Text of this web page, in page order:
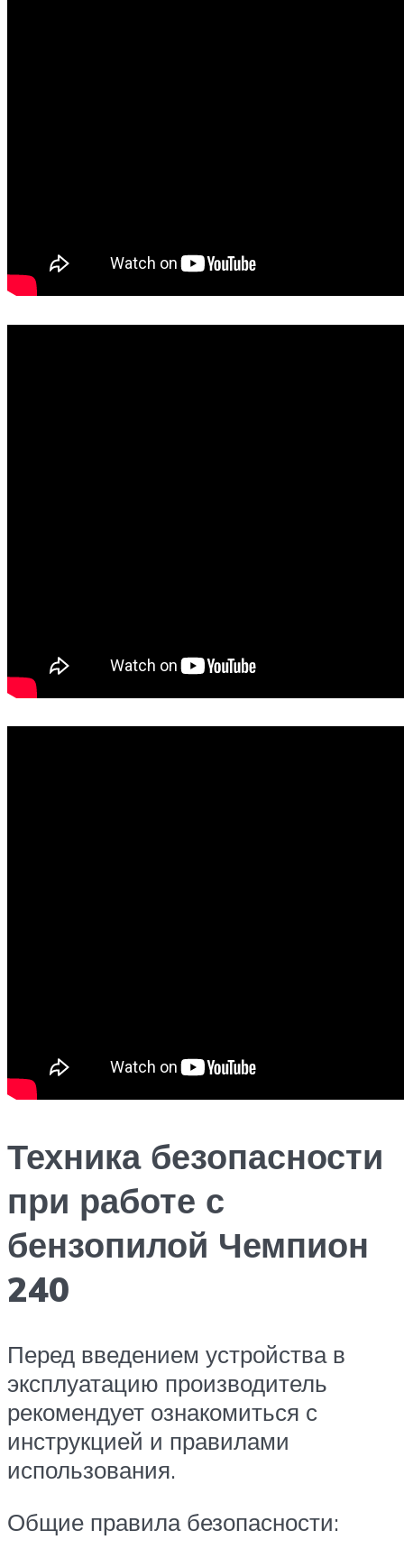
Техника безопасности
при работе с
бензопилой Чемпион
240
Перед введением устройства в
эксплуатацию производитель
рекомендует ознакомиться с
инструкцией и правилами
использования.
Общие правила безопасности: